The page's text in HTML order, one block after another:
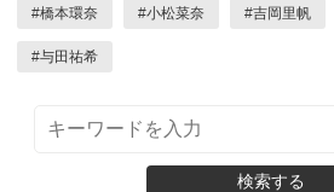
#橋本環奈 #小松菜奈 #吉岡里帆
#与田祐希
検索する